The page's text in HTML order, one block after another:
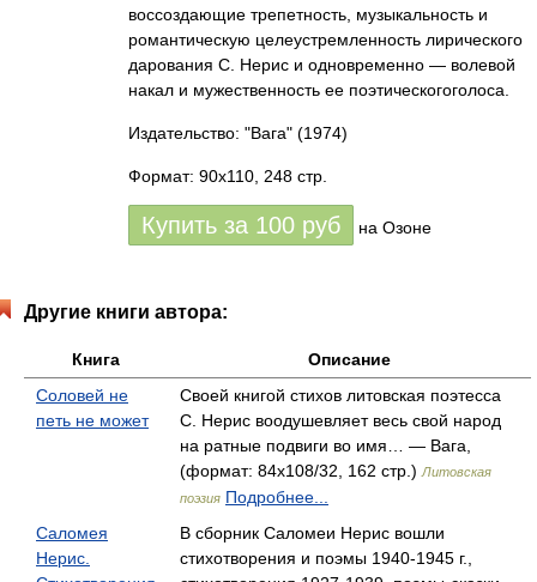
воссоздающие трепетность, музыкальность и
романтическую целеустремленность лирического
дарования С. Нерис и одновременно — волевой
накал и мужественность ее поэтическогоголоса.
Издательство: "Вага" (1974)
Формат: 90x110, 248 стр.
Купить за 100 руб на Озоне
Другие книги автора:
Книга
Описание
Соловей не
петь не может
Своей книгой стихов литовская поэтесса
С. Нерис воодушевляет весь свой народ
на ратные подвиги во имя… — Вага,
(формат: 84x108/32, 162 стр.) Литовская
поэзия Подробнее...
Саломея
Нерис.
В сборник Саломеи Нерис вошли
стихотворения и поэмы 1940-1945 г.,